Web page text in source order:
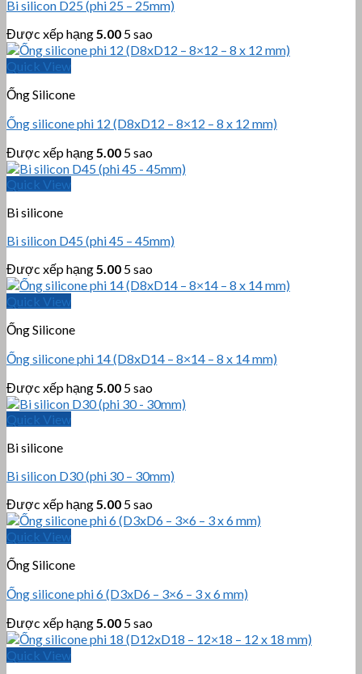
Bi silicon D25 (phi 25 – 25mm)
Được xếp hạng5.00 5 sao
Quick View
Ống Silicone
Ống silicone phi 12 (D8xD12 – 8×12 – 8 x 12 mm)
Được xếp hạng5.00 5 sao
Quick View
Bi silicone
Bi silicon D45 (phi 45 – 45mm)
Được xếp hạng5.00 5 sao
Quick View
Ống Silicone
Ống silicone phi 14 (D8xD14 – 8×14 – 8 x 14 mm)
Được xếp hạng5.00 5 sao
Quick View
Bi silicone
Bi silicon D30 (phi 30 – 30mm)
Được xếp hạng5.00 5 sao
Quick View
Ống Silicone
Ống silicone phi 6 (D3xD6 – 3×6 – 3 x 6 mm)
Được xếp hạng5.00 5 sao
Quick View